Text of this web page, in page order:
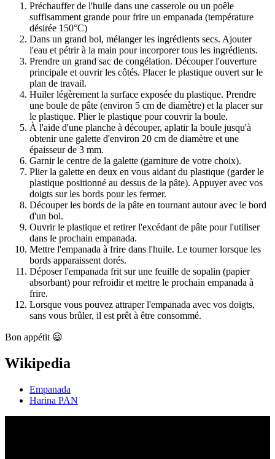
Préchauffer de l'huile dans une casserole ou un poêle
suffisamment grande pour frire un empanada (température
désirée 150°C)
Dans un grand bol, mélanger les ingrédients secs. Ajouter
l'eau et pétrir à la main pour incorporer tous les ingrédients.
Prendre un grand sac de congélation. Découper l'ouverture
principale et ouvrir les côtés. Placer le plastique ouvert sur le
plan de travail.
Huiler légèrement la surface exposée du plastique. Prendre
une boule de pâte (environ 5 cm de diamètre) et la placer sur
le plastique. Plier le plastique pour couvrir la boule.
À l'aide d'une planche à découper, aplatir la boule jusqu'à
obtenir une galette d'environ 20 cm de diamètre et une
épaisseur de 3 mm.
Garnir le centre de la galette (garniture de votre choix).
Plier la galette en deux en vous aidant du plastique (garder le
plastique positionné au dessus de la pâte). Appuyer avec vos
doigts sur les bords pour les fermer.
Découper les bords de la pâte en tournant autour avec le bord
d'un bol.
Ouvrir le plastique et retirer l'excédant de pâte pour l'utiliser
dans le prochain empanada.
Mettre l'empanada à frire dans l'huile. Le tourner lorsque les
bords apparaissent dorés.
Déposer l'empanada frit sur une feuille de sopalin (papier
absorbant) pour refroidir et mettre le prochain empanada à
frire.
Lorsque vous pouvez attraper l'empanada avec vos doigts,
sans vous brûler, il est prêt à être consommé.
Bon appétit 😃
Wikipedia
Empanada
Harina PAN